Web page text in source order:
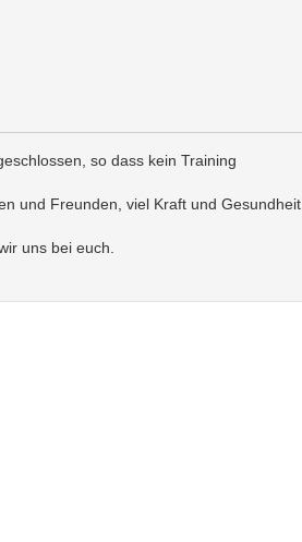
so dass kein Training
und Freunden, viel Kraft und Gesundheit
uns bei euch.